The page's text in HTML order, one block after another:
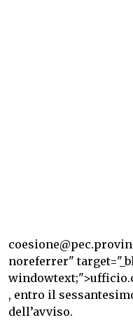
noreferrer"
, entro il
dell’avviso.